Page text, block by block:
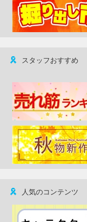
スタッフおすすめ
人気のコンテンツ